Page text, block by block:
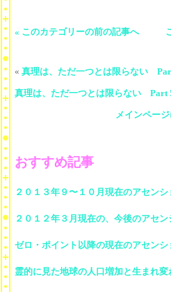
« このカテゴリーの前の記事へ
« 真理は、ただ一つとは限らない
真理は、ただ一つとは限らない Part
メインペー
おすすめ記事
２０１３年９〜１０月現在のアセン
２０１２年３月現在の、今後のアセ
ゼロ・ポイント以降の現在のアセン
霊的に見た地球の人口増加と生まれ